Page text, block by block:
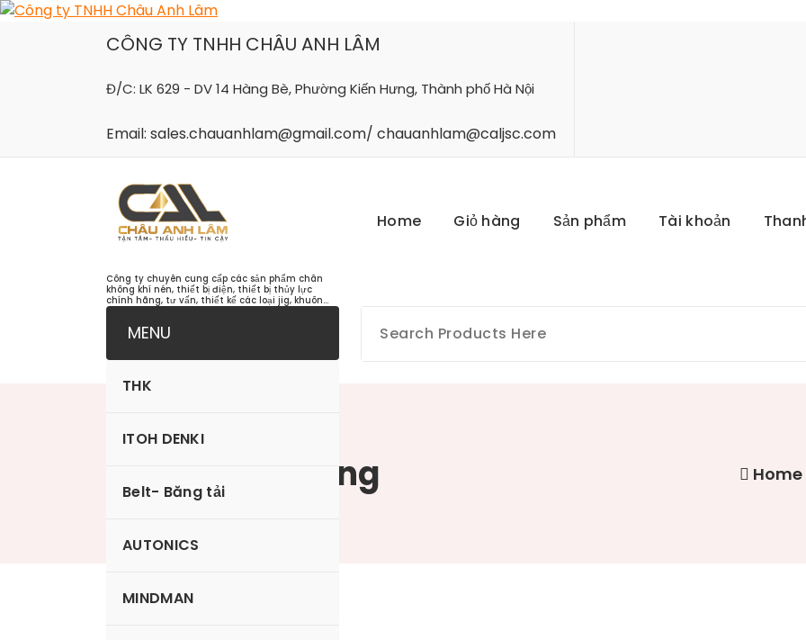
Skip
CÔNG TY TNHH CHÂU ANH LÂM
Đ/C: LK 629 - DV 14 Hàng Bè, Phường Kiến Hưng, Thành phố Hà Nội
Email: sales.chauanhlam@gmail.com/ chauanhlam@caljsc.com
Công ty chuyên cung cấp các sản phẩm chân
không khí nén, thiết bị điện, thiết bị thủy lực
chính hãng, tư vấn, thiết kế các loại jig, khuôn...
Home Giỏ hàng Sản phẩm Tài khoản
MENU
THK
ITOH DENKI
Belt- Băng tải
AUTONICS
MINDMAN
Giác hút 2 tầng Home